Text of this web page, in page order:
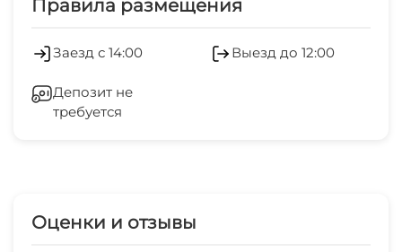
центр
магазин продукты
остановка транспорта
Гладильные принадлежности
Правила размещения
Заезд с 14:00 Выезд до 12:00
Депозит не
требуется
Оценки и отзывы